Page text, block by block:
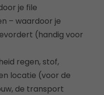
je file
– waardoor je
(handig voor
regen, stof,
locatie (voor de
de transport